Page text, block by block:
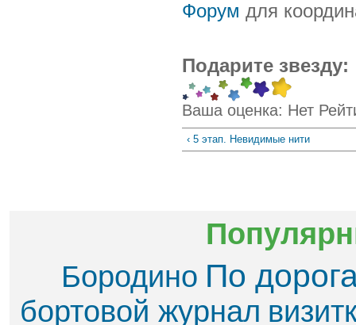
Форум для
Подарите звезду:
Ваша оценка: Нет
‹ 5 этап. Невидимые нити
Бородино По
бортовой журнал